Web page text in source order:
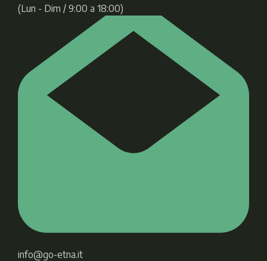
(Lun - Dim / 9:00 a 18:00)
info@go-etna.it